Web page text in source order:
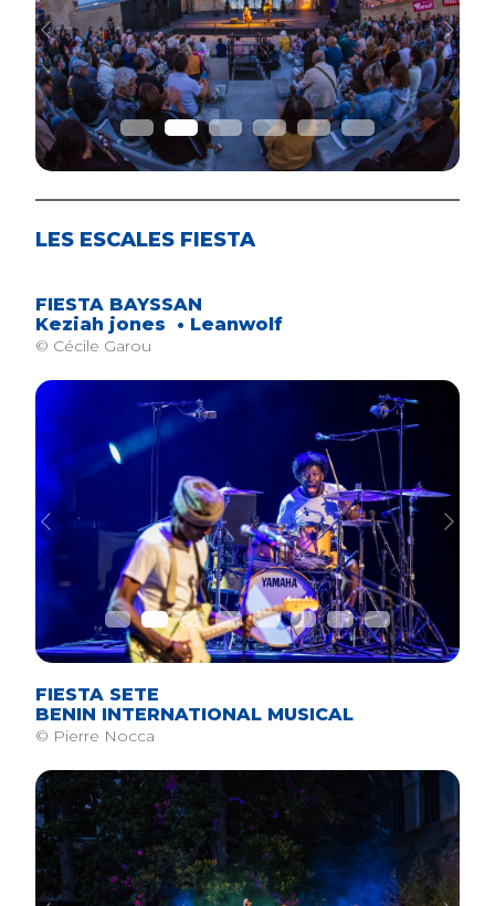
Previous Next
LES ESCALES FIESTA
FIESTA BAYSSAN
Keziah jones • Leanwolf
© Cécile Garou
Previous Next
FIESTA SETE
BENIN INTERNATIONAL MUSICAL
© Pierre Nocca